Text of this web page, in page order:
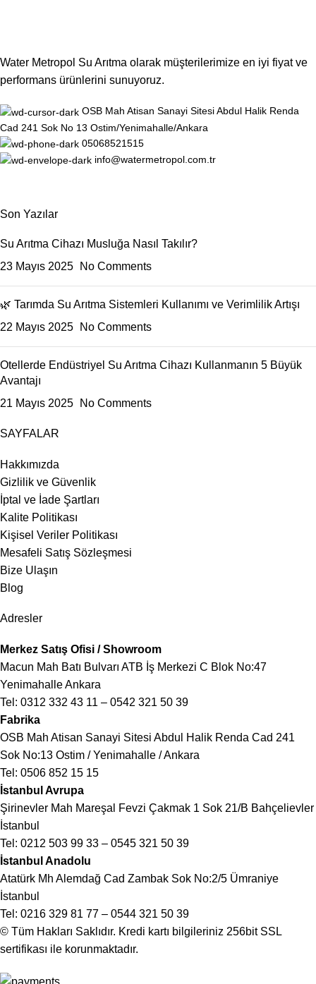
Water Metropol Su Arıtma olarak müşterilerimize en iyi fiyat ve
performans ürünlerini sunuyoruz.
OSB Mah Atisan Sanayi Sitesi Abdul Halik Renda
Cad 241 Sok No 13 Ostim/Yenimahalle/Ankara
05068521515
info@watermetropol.com.tr
Son Yazılar
Su Arıtma Cihazı Musluğa Nasıl Takılır?
23 Mayıs 2025
No Comments
🌿 Tarımda Su Arıtma Sistemleri Kullanımı ve Verimlilik Artışı
22 Mayıs 2025
No Comments
Otellerde Endüstriyel Su Arıtma Cihazı Kullanmanın 5 Büyük
Avantajı
21 Mayıs 2025
No Comments
SAYFALAR
Hakkımızda
Gizlilik ve Güvenlik
İptal ve İade Şartları
Kalite Politikası
Kişisel Veriler Politikası
Mesafeli Satış Sözleşmesi
Bize Ulaşın
Blog
Adresler
Merkez Satış Ofisi / Showroom
Macun Mah Batı Bulvarı ATB İş Merkezi C Blok No:47
Yenimahalle Ankara
Tel: 0312 332 43 11 – 0542 321 50 39
Fabrika
OSB Mah Atisan Sanayi Sitesi Abdul Halik Renda Cad 241
Sok No:13 Ostim / Yenimahalle / Ankara
Tel: 0506 852 15 15
İstanbul Avrupa
Şirinevler Mah Mareşal Fevzi Çakmak 1 Sok 21/B Bahçelievler
İstanbul
Tel: 0212 503 99 33 – 0545 321 50 39
İstanbul Anadolu
Atatürk Mh Alemdağ Cad Zambak Sok No:2/5 Ümraniye
İstanbul
Tel: 0216 329 81 77 – 0544 321 50 39
© Tüm Hakları Saklıdır. Kredi kartı bilgileriniz 256bit SSL
sertifikası ile korunmaktadır.